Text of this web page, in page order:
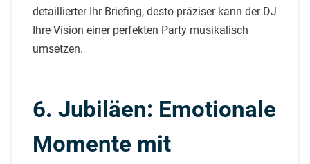
detaillierter Ihr Briefing, desto präziser kann der DJ
Ihre Vision einer perfekten Party musikalisch
umsetzen.
6. Jubiläen: Emotionale
Momente mit